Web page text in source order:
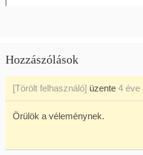
Hozzászólások
[Törölt felhasználó] üzente 4 éve
Örülök a véleménynek.